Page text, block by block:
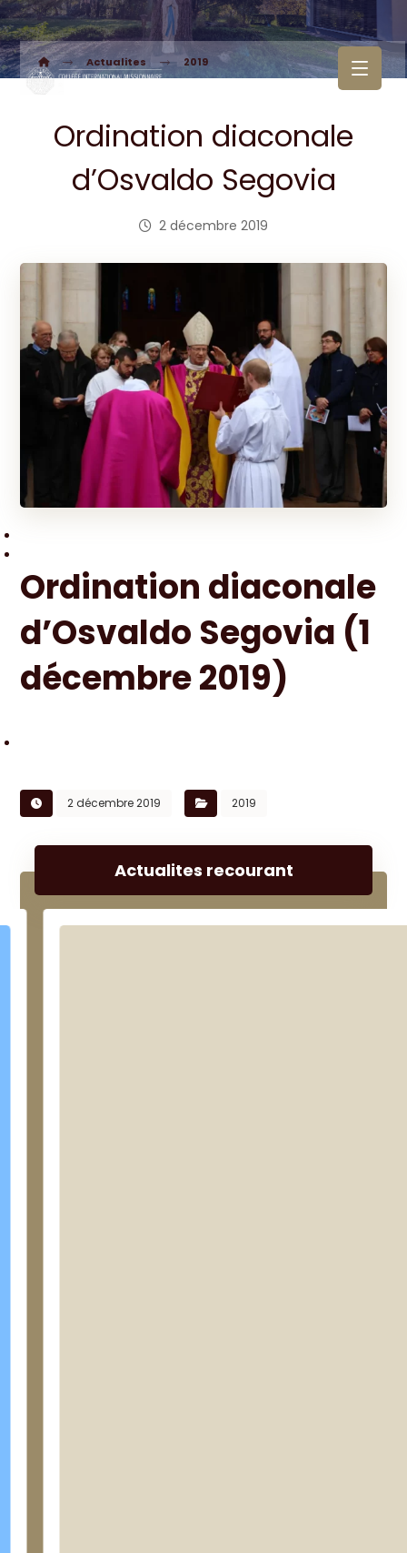
Actualites 2019
Ordination diaconale
d’Osvaldo Segovia
2 décembre 2019
Ordination diaconale
d’Osvaldo Segovia (1
décembre 2019)
2 décembre 2019 2019
Actualites recourant